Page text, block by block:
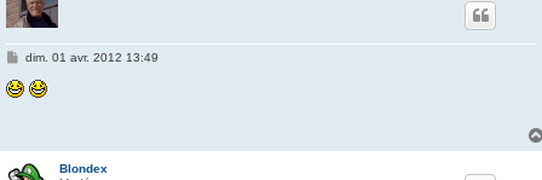
M
s
s
dim. 01 avr. 2012 13:49
Blondex